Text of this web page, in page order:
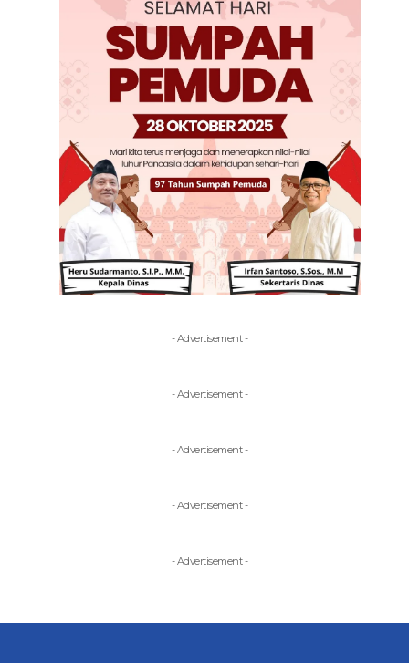
- Advertisement -
- Advertisement -
- Advertisement -
- Advertisement -
- Advertisement -